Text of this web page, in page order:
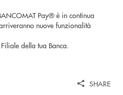
Pay® è in continua
nuove funzionalità
della tua Banca.
SHARE